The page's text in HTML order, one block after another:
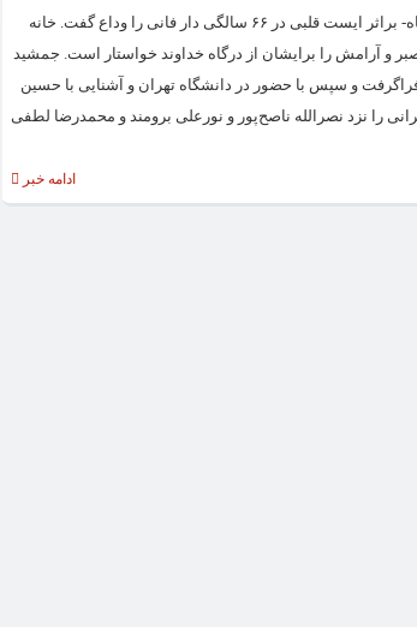
جمشید عندلیبی موسیقیدان، آهنگساز و نوازنده نی امروز- سه‌شنبه- ۱۵ اسفندماه- براثر ایست قلبی در ۶۶ سالگی دار فانی را وداع گفت. خانه
و آرامش را برایشان از درگاه خداوند خواستار است. جمشید
بدون استاد فراگرفت و سپس با حضور در دانشگاه تهران و آشنایی با حسین
را نزد نصرالله ناصح‌پور و نورعلی برومند و محمدرضا لطفی
ادامه خبر